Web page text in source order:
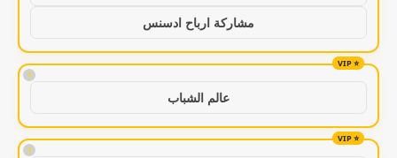
مشاركة ارباح ادسنس
!
عالم الشباب
!